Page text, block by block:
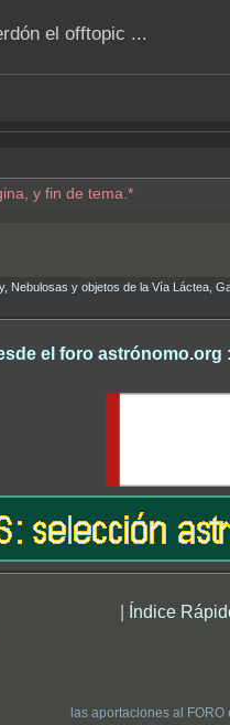
el offtopic ...
y fin de tema.*
Nebulosas y objetos de la Vía Láctea,
el foro astrónomo.org
| Índice
las aportaciones al